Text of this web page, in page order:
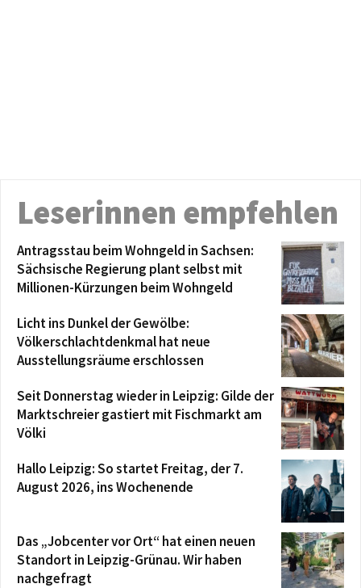
Leserinnen empfehlen
Antragsstau beim Wohngeld in Sachsen:
Sächsische Regierung plant selbst mit
Millionen-Kürzungen beim Wohngeld
Licht ins Dunkel der Gewölbe:
Völkerschlachtdenkmal hat neue
Ausstellungsräume erschlossen
Seit Donnerstag wieder in Leipzig: Gilde der
Marktschreier gastiert mit Fischmarkt am
Völki
Hallo Leipzig: So startet Freitag, der 7.
August 2026, ins Wochenende
Das „Jobcenter vor Ort“ hat einen neuen
Standort in Leipzig-Grünau. Wir haben
nachgefragt